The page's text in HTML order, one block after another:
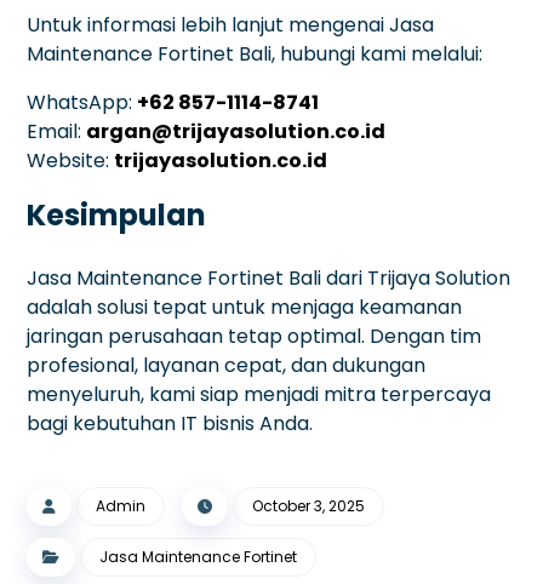
Untuk informasi lebih lanjut mengenai Jasa
Maintenance Fortinet Bali, hubungi kami melalui:
WhatsApp: +62 857-1114-8741
Email: argan@trijayasolution.co.id
Website: trijayasolution.co.id
Kesimpulan
Jasa Maintenance Fortinet Bali dari Trijaya Solution
adalah solusi tepat untuk menjaga keamanan
jaringan perusahaan tetap optimal. Dengan tim
profesional, layanan cepat, dan dukungan
menyeluruh, kami siap menjadi mitra terpercaya
bagi kebutuhan IT bisnis Anda.
Admin October 3, 2025
Jasa Maintenance Fortinet